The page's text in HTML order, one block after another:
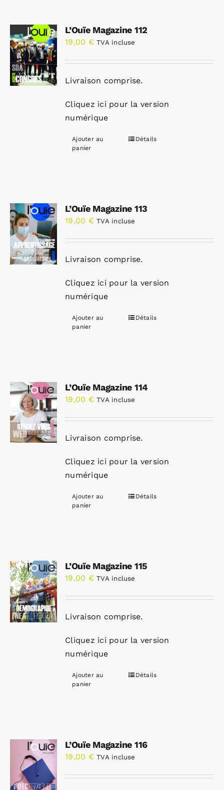
L’Ouïe Magazine 112
19,00 € TVA incluse
Livraison comprise.
Cliquez ici pour la version
numérique
Ajouter au
panier
Détails
L’Ouïe Magazine 113
19,00 € TVA incluse
Livraison comprise.
Cliquez ici pour la version
numérique
Ajouter au
panier
Détails
L’Ouïe Magazine 114
19,00 € TVA incluse
Livraison comprise.
Cliquez ici pour la version
numérique
Ajouter au
panier
Détails
L’Ouïe Magazine 115
19,00 € TVA incluse
Livraison comprise.
Cliquez ici pour la version
numérique
Ajouter au
panier
Détails
L’Ouïe Magazine 116
19,00 € TVA incluse